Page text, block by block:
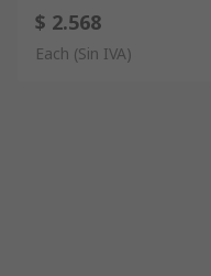
$ 2.568
Each (Sin IVA)